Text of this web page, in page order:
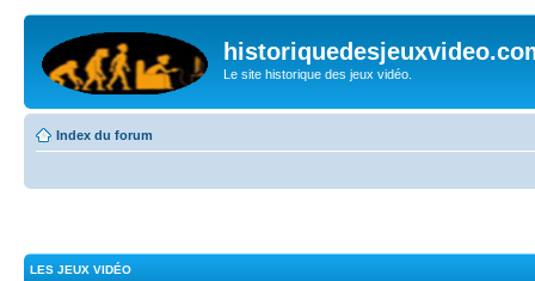
Le site historique des jeux vidéo.
Index du forum
LES JEUX VIDÉO